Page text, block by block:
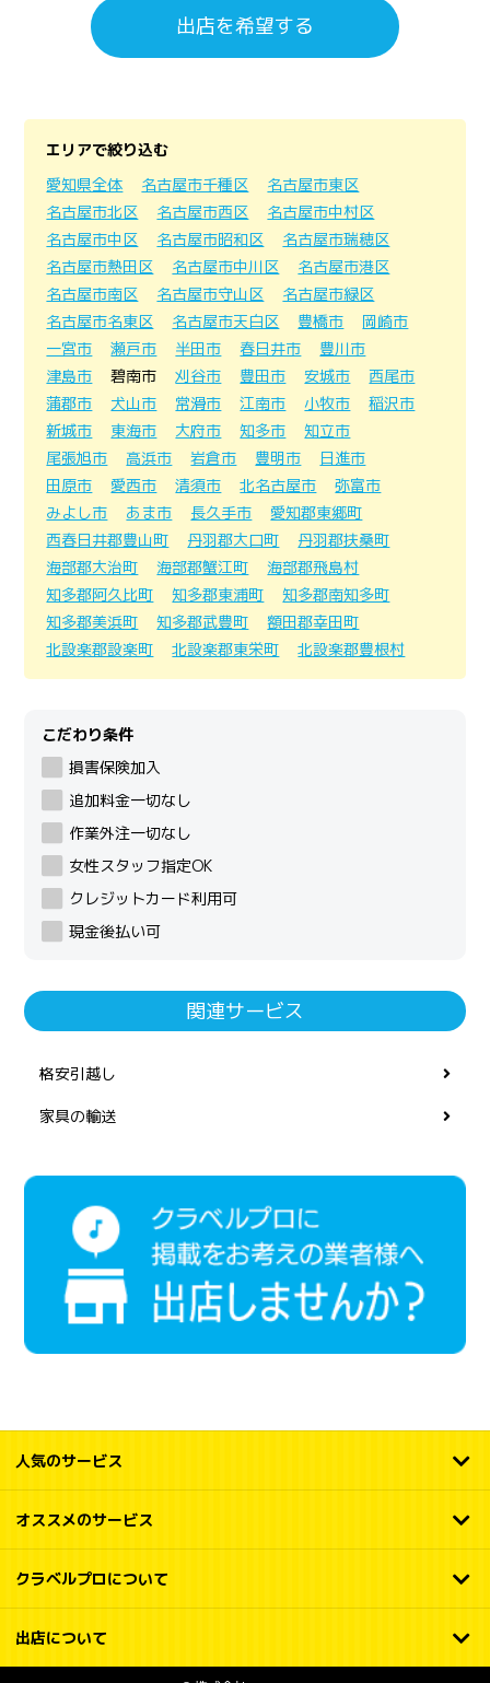
出店を希望する
エリアで絞り込む
愛知県全体
名古屋市千種区
名古屋市東区
名古屋市北区
名古屋市西区
名古屋市中村区
名古屋市中区
名古屋市昭和区
名古屋市瑞穂区
名古屋市熱田区
名古屋市中川区
名古屋市港区
名古屋市南区
名古屋市守山区
名古屋市緑区
名古屋市名東区
名古屋市天白区 豊橋市
岡崎市
一宮市
瀬戸市 半田市 春日井市
豊川市
津島市
碧南市 刈谷市 豊田市 安城市
西尾市
蒲郡市
犬山市 常滑市 江南市 小牧市
稲沢市
新城市
東海市 大府市 知多市
知立市
尾張旭市
高浜市 岩倉市 豊明市
日進市
田原市
愛西市 清須市 北名古屋市
弥富市
みよし市
あま市 長久手市
愛知郡東郷町
西春日井郡豊山町
丹羽郡大口町
丹羽郡扶桑町
海部郡大治町
海部郡蟹江町
海部郡飛島村
知多郡阿久比町
知多郡東浦町
知多郡南知多町
知多郡美浜町
知多郡武豊町
額田郡幸田町
北設楽郡設楽町
北設楽郡東栄町 北設楽郡豊根村
こだわり条件
損害保険加入
追加料金一切なし
作業外注一切なし
女性スタッフ指定OK
クレジットカード利用可
現金後払い可
関連サービス
格安引越し
家具の輸送
人気のサービス
オススメのサービス
クラベルプロについて
出店について